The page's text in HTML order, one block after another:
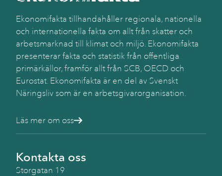
Ekonomifakta tillhandahåller regionala, nationella
och internationella fakta om allt från skatter och
arbetsmarknad till klimat och miljö. Ekonomifakta
presenterar fakta och statistik från offentliga
primärkällor, framför allt från SCB, OECD och
Eurostat. Ekonomifakta är en del av Svenskt
Näringsliv som är en arbetsgivarorganisation.
Läs mer om oss
Kontakta oss
Storgatan 19